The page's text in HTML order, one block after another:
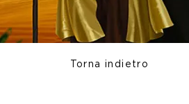
Torna indietro